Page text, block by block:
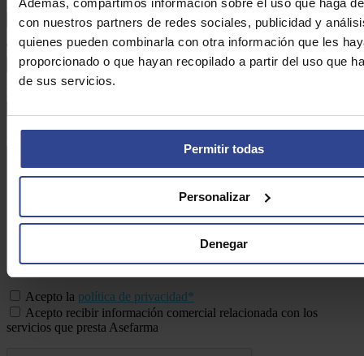
Además, compartimos información sobre el uso que haga
con nuestros partners de redes sociales, publicidad y
quienes pueden combinarla con otra información que les
proporcionado o que hayan recopilado a partir del uso que
de sus servicios.
Permitir todas
Personalizar
Denegar
Apellidos:*
Teléfono:*
Acepto la política de privacidad*
Acepto recibir información comercial relacionada con los
servicios que presta Asefarma